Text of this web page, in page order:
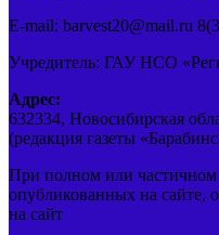
E-mail: barvest20@mail.ru
Учредитель: ГАУ НСО
Адрес:
632334, Новосибирская
(редакция газеты
При полном или частичном
опубликованных на сайте,
на сайт